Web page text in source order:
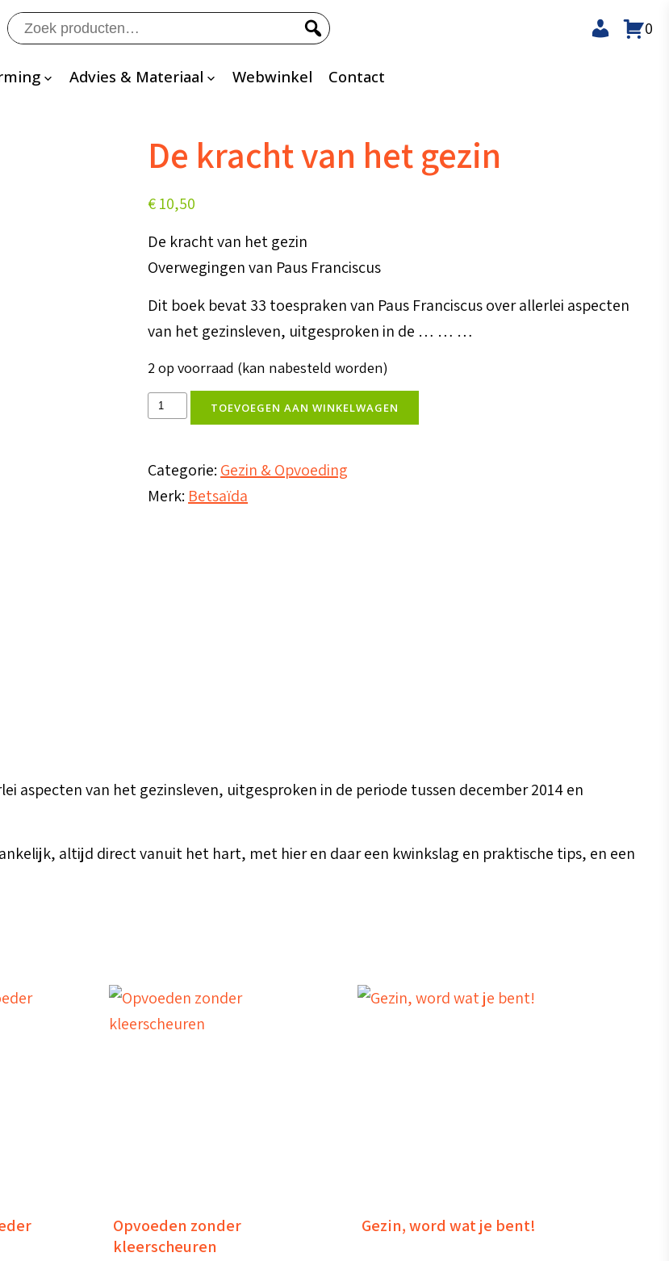
Zoeken
naar:
Advies & Materiaal Webwinkel Contact
0
De kracht van het gezin
€10,50
De kracht van het gezin
Overwegingen van Paus Franciscus
Dit boek bevat 33 toespraken van Paus Franciscus over allerlei aspecten
van het gezinsleven, uitgesproken in de … … …
2 op voorraad (kan nabesteld worden)
De
kracht
het
gezin
TOEVOEGEN AAN WINKELWAGEN
Categorie: Gezin & Opvoeding
Merk: Betsaïda
aspecten van het gezinsleven, uitgesproken in de periode tussen december 2014 en
altijd direct vanuit het hart, met hier en daar een kwinkslag en praktische tips, en een
Opvoeden zonder
kleerscheuren
Gezin, word wat je bent!